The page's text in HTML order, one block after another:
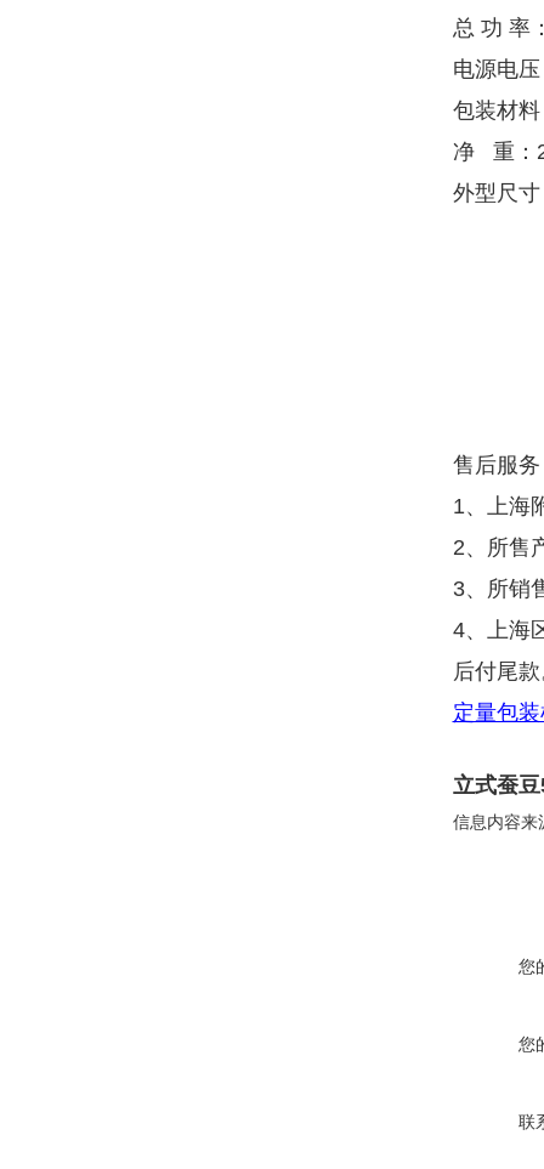
总 功 率
电源电
包装材
净 重：
外型尺
售后服
1、上海
2、所售
3、所销
4、上海
后付尾
定量包
立式蚕
信息内容来
您
您
联